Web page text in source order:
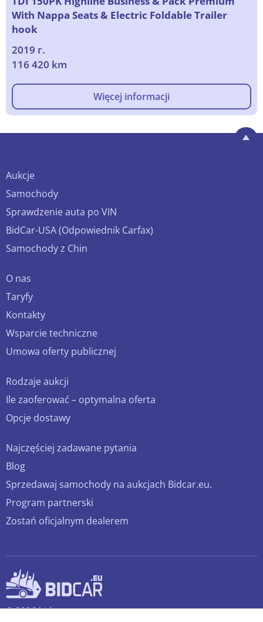
With Nappa Seats & Electric Foldable Trailer
hook
2019 г.
116 420 km
Więcej informacji
Aukcje
Samochody
Sprawdzenie auta po VIN
BidCar-USA (Odpowiednik Carfax)
Samochody z Chin
O nas
Taryfy
Kontakty
Wsparcie techniczne
Umowa oferty publicznej
Rodzaje aukcji
Ile zaoferować – optymalna oferta
Opcje dostawy
Najczęściej zadawane pytania
Blog
Sprzedawaj samochody na aukcjach Bidcar.eu.
Program partnerski
Zostań oficjalnym dealerem
© 2026 bidcar.eu